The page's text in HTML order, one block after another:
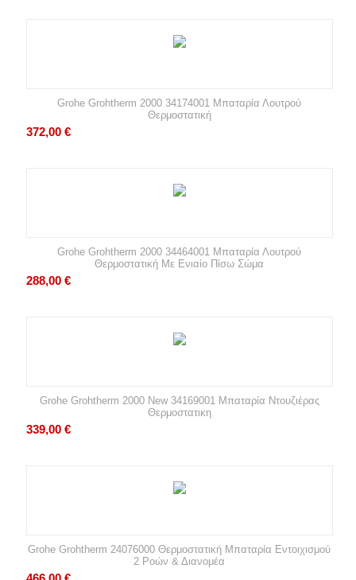
Grohe Grohtherm 2000 34174001 Μπαταρία Λουτρού
Θερμοστατική
372,00 €
Grohe Grohtherm 2000 34464001 Μπαταρία Λουτρού
Θερμοστατική Με Ενιαίο Πίσω Σώμα
288,00 €
Grohe Grohtherm 2000 New 34169001 Μπαταρία Ντουζιέρας
Θερμοστατικη
339,00 €
Grohe Grohtherm 24076000 Θερμοστατική Μπαταρία Εντοιχισμού
2 Ροών & Διανομέα